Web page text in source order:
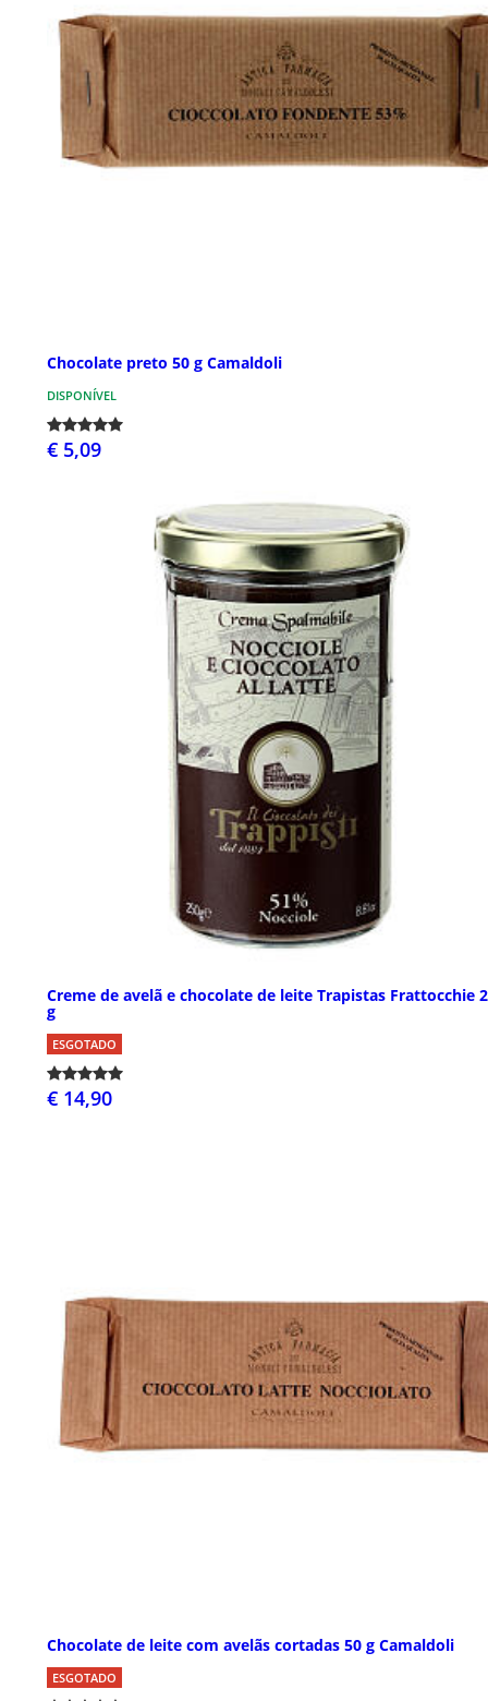
Chocolate preto 50 g Camaldoli
DISPONÍVEL
€ 5,09
Creme de avelã e chocolate de leite Trapistas Frattocchie
g
ESGOTADO
€ 14,90
Chocolate de leite com avelãs cortadas 50 g Camaldoli
ESGOTADO